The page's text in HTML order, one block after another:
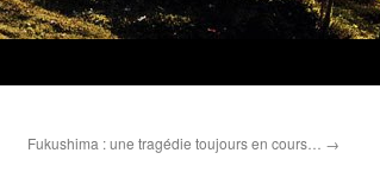
Fukushima : une tragédie toujours en cours… →